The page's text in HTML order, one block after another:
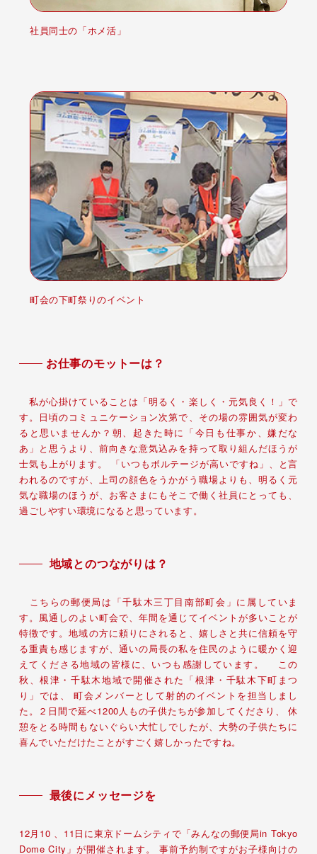
社員同士の「ホメ活」
町会の下町祭りのイベント
お仕事のモットーは？
私が心掛けていることは「明るく・楽しく・元気良く！」で
す。日頃のコミュニケーション次第で、その場の雰囲気が変わ
ると思いませんか？朝、起きた時に「今日も仕事か、嫌だな
あ」と思うより、前向きな意気込みを持って取り組んだほうが
士気も上がります。 「いつもボルテージが高いですね」、と言
われるのですが、上司の顔色をうかがう職場よりも、明るく元
気な職場のほうが、お客さまにもそこで働く社員にとっても、
過ごしやすい環境になると思っています。
地域とのつながりは？
こちらの郵便局は「千駄木三丁目南部町会」に属していま
す。風通しのよい町会で、年間を通じてイベントが多いことが
特徴です。地域の方に頼りにされると、嬉しさと共に信頼を守
る重責も感じますが、通いの局長の私を住民のように暖かく迎
えてくださる地域の皆様に、いつも感謝しています。 この
秋、根津・千駄木地域で開催された「根津・千駄木下町まつ
り」では、 町会メンバーとして射的のイベントを担当しまし
た。２日間で延べ1200人もの子供たちが参加してくださり、 休
憩をとる時間もないぐらい大忙しでしたが、大勢の子供たちに
喜んでいただけたことがすごく嬉しかったですね。
最後にメッセージを
12月10 、11日に東京ドームシティで「みんなの郵便局in Tokyo
Dome City」が開催されます。 事前予約制ですがお子様向けの